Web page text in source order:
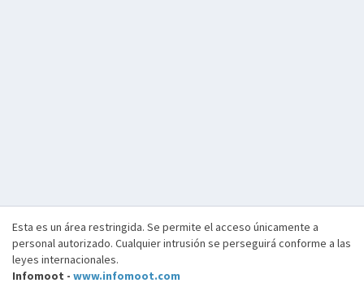
Esta es un área restringida. Se permite el acceso únicamente a
personal autorizado. Cualquier intrusión se perseguirá conforme a las
leyes internacionales.
Infomoot - www.infomoot.com